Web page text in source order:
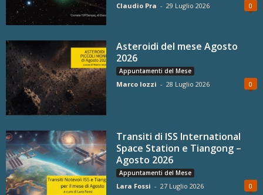
Claudio Pra - 29 Luglio 2026 0
Asteroidi del mese Agosto
2026
Appuntamenti del Mese
Marco Iozzi - 28 Luglio 2026 0
Transiti di ISS International
Space Station e Tiangong –
Agosto 2026
Appuntamenti del Mese
Lara Fossi - 27 Luglio 2026 0